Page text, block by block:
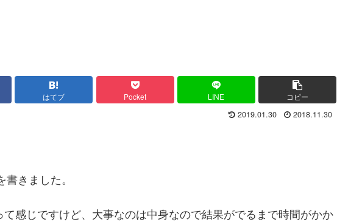
はてブ Pocket LINE コピー
2019.01.30 2018.11.30
きました。
て感じですけど、大事なのは中身なので結果がでるまで時間がかか